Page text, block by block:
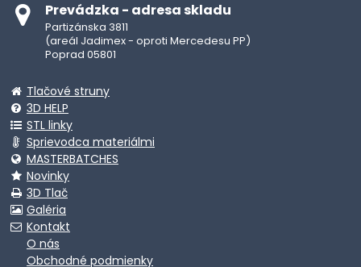
Prevádzka - adresa skladu
Partizánska 3811
(areál Jadimex - oproti Mercedesu PP)
Poprad 05801
Tlačové struny
3D HELP
STL linky
Sprievodca materiálmi
MASTERBATCHES
Novinky
3D Tlač
Galéria
Kontakt
O nás
Obchodné podmienky